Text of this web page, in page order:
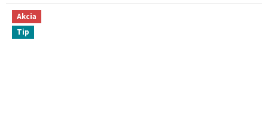
Akcia
Tip